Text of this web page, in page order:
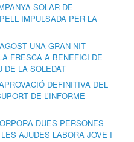
SOLAR DE
IMPULSADA PER LA
UNA GRAN NIT
FRESCA A BENEFICI DE
DE LA SOLEDAT
DEFINITIVA DEL
DE L’INFORME
DUES PERSONES
AJUDES LABORA JOVE I